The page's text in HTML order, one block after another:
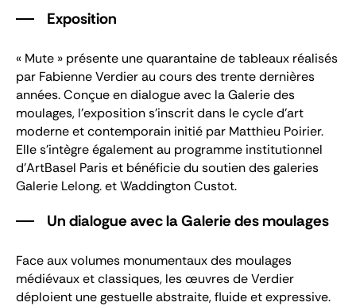
Exposition
« Mute » présente une quarantaine de tableaux réalisés
par Fabienne Verdier au cours des trente dernières
années. Conçue en dialogue avec la Galerie des
moulages, l’exposition s’inscrit dans le cycle d’art
moderne et contemporain initié par Matthieu Poirier.
Elle s’intègre également au programme institutionnel
d’ArtBasel Paris et bénéficie du soutien des galeries
Galerie Lelong. et Waddington Custot.
Un dialogue avec la Galerie des moulages
Face aux volumes monumentaux des moulages
médiévaux et classiques, les œuvres de Verdier
déploient une gestuelle abstraite, fluide et expressive.